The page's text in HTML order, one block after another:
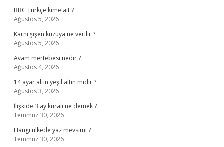
BBC Türkçe kime ait ?
Ağustos 5, 2026
Karnı şişen kuzuya ne verilir ?
Ağustos 5, 2026
Avam mertebesi nedir ?
Ağustos 4, 2026
14 ayar altın yeşil altın mıdır ?
Ağustos 3, 2026
İlişkide 3 ay kuralı ne demek ?
Temmuz 30, 2026
Hangi ülkede yaz mevsimi ?
Temmuz 30, 2026